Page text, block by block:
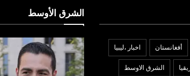
أفغانستان اخبار ،ليبيا
الشرق الاوسط
الشرق الأوسط